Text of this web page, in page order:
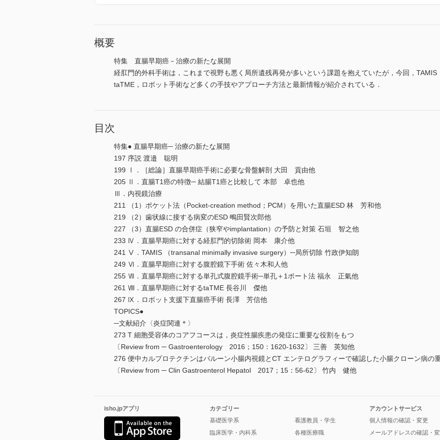
概要
特集 直腸早期癌－治療の新たな展開
経肛門的外科手術は，これまで視野も悪く局所遺残再発が多いという課題を抱えていたが，今回，TAMIS
taTME，ロボット手術など多くの手技やアプローチ方法と最新情報が紹介されている．
目次
特集● 直腸早期癌─ 治療の新たな展開
197 序説 渡邉 聡明
199 Ⅰ．［総論］直腸早期癌手術に必要な骨盤解剖 大田 貢由他
205 Ⅱ．直腸T1癌の特徴─ 結腸T1癌と比較して 本部 卓也他
Ⅲ．内視鏡治療
211 （1）ポケット法（Pocket-creation method；PCM）を用いた直腸ESD 林 芳和他
219 （2）歯状線に接する病変のESD 鴫田賢次郎他
227 （3）直腸ESD の合併症（狭窄やimplantation）の予防と対策 石垣 智之他
233 Ⅳ．直腸早期癌に対する経肛門的切除術 岡本 康介他
241 Ⅴ．TAMIS （transanal minimally invasive surgery）─局所切除 竹政伊知朗
249 Ⅵ．直腸早期癌に対する腹腔鏡下手術 佐々木和人他
255 Ⅶ．直腸早期癌に対する単孔式腹腔鏡手術─単孔＋1ポート法 福永 正氣他
261 Ⅷ．直腸早期癌に対するtaTME 長谷川 傑他
267 Ⅸ．ロボット支援下直腸癌手術 長澤 芳信他
TOPICS●
─文献紹介〈炎症関連＊〉
273 T 細胞受容体のコアフコースは，炎症性腸疾患の発症に重要な役割をもつ
〔Review from ─ Gastroenterology 2016；150：1620-1632〕 三善 英知他
276 便中カルプロテクチンはバルーン小腸内視鏡とCT エンテログラフィーで確認した小腸クローン病の
〔Review from ─ Clin Gastroenterol Hepatol 2017；15：56-62〕 竹内 健他
isho.jpアプリ
カテゴリー
基礎医学系
臨床医学・内科系
看護教員・学生
各種医療職
アカウントサービス
個人情報の確認・変更
メールアドレスの確認・